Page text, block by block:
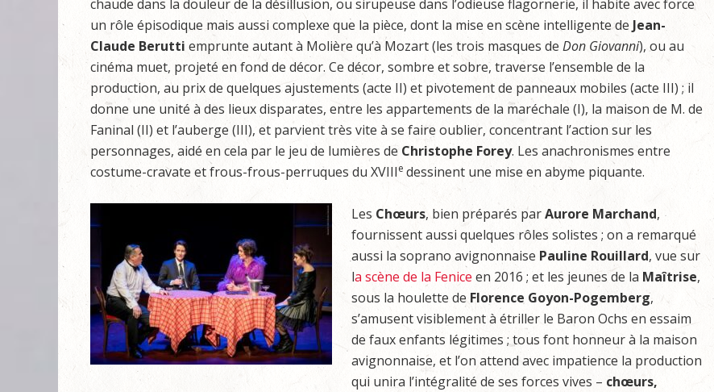
chaude dans la douleur de la désillusion, ou sirupeuse dans l’odieuse flagornerie, il habite avec force
un rôle épisodique mais aussi complexe que la pièce, dont la mise en scène intelligente de Jean-
Claude Berutti emprunte autant à Molière qu’à Mozart (les trois masques de Don Giovanni), ou au
cinéma muet, projeté en fond de décor. Ce décor, sombre et sobre, traverse l’ensemble de la
production, au prix de quelques ajustements (acte II) et pivotement de panneaux mobiles (acte III) ; il
donne une unité à des lieux disparates, entre les appartements de la maréchale (I), la maison de M. de
Faninal (II) et l’auberge (III), et parvient très vite à se faire oublier, concentrant l’action sur les
personnages, aidé en cela par le jeu de lumières de Christophe Forey. Les anachronismes entre
costume-cravate et frous-frous-perruques du XVIIIe dessinent une mise en abyme piquante.
LesChœurs, bien préparés parAurore Marchand,
fournissent aussi quelques rôles solistes ; on a remarqué
aussi la soprano avignonnaise Pauline Rouillard, vue sur
la scène de la Fenice en 2016 ; et les jeunes de la Maîtrise,
sous la houlette de Florence Goyon-Pogemberg,
s’amusent visiblement à étriller le Baron Ochs en essaim
de faux enfants légitimes ; tous font honneur à la maison
avignonnaise, et l’on attend avec impatience la production
qui unira l’intégralité de ses forces vives – chœurs,